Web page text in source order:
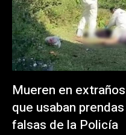
Mueren en
que usaban
falsas de la Policía